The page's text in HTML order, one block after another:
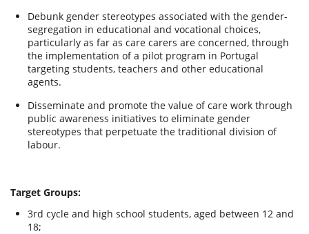
Debunk gender stereotypes associated with the gender-
segregation in educational and vocational choices,
particularly as far as care carers are concerned, through
the implementation of a pilot program in Portugal
targeting students, teachers and other educational
agents.
Disseminate and promote the value of care work through
public awareness initiatives to eliminate gender
stereotypes that perpetuate the traditional division of
labour.
Target Groups:
3rd cycle and high school students, aged between 12 and
18;